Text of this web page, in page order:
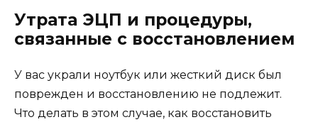
Утрата ЭЦП и процедуры,
связанные с восстановлением
У вас украли ноутбук или жесткий диск был
поврежден и восстановлению не подлежит.
Что делать в этом случае, как восстановить